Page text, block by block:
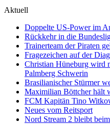
Aktuell
Doppelte US-Power im
Rückkehr in die
Trainerteam der Piraten
Fragezeichen auf der
Christian Hüneburg wird
Palmberg Schwerin
Brasilianischer Stürmer
Maximilian Böttcher hält
FCM Kapitän Tino
Neues vom Reitsport
Nord Stream 2 bleibt